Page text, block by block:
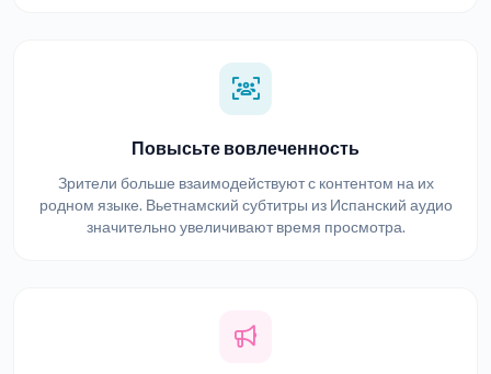
Повысьте вовлеченность
Зрители больше взаимодействуют с контентом на их
родном языке. Вьетнамский субтитры из Испанский аудио
значительно увеличивают время просмотра.